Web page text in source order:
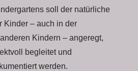
soll der natürliche
Kinder – auch in der
Kindern – angeregt,
begleitet und
werden.